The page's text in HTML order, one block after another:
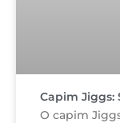
Capim Jiggs:
O capim